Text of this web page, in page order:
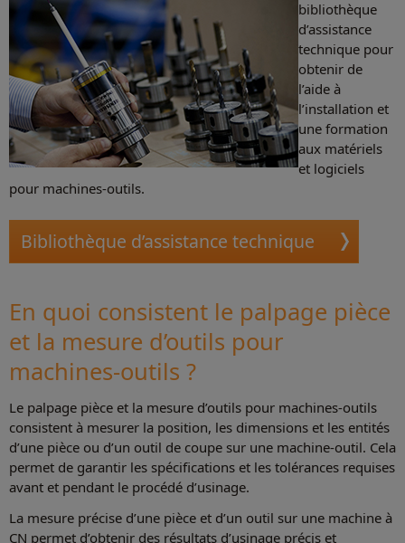
bibliothèque
d’assistance
technique pour
obtenir de
l’aide à
l’installation et
une formation
aux matériels
et logiciels
pour machines-outils.
Bibliothèque d’assistance technique
En quoi consistent le palpage pièce
et la mesure d’outils pour
machines-outils ?
Le palpage pièce et la mesure d’outils pour machines-outils
consistent à mesurer la position, les dimensions et les entités
d’une pièce ou d’un outil de coupe sur une machine-outil. Cela
permet de garantir les spécifications et les tolérances requises
avant et pendant le procédé d’usinage.
La mesure précise d’une pièce et d’un outil sur une machine à
CN permet d’obtenir des résultats d’usinage précis et